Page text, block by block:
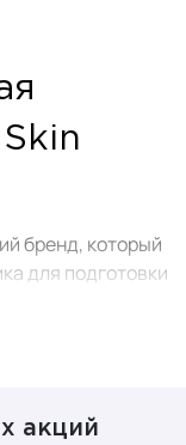
бренд, который
для подготовки
акций